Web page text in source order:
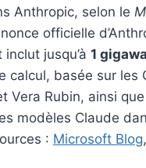
Anthropic, selon le
officielle
jusqu’à 1
calcul, basée sur les
Vera Rubin, ainsi que
modèles Claude
: Microsoft Blog,